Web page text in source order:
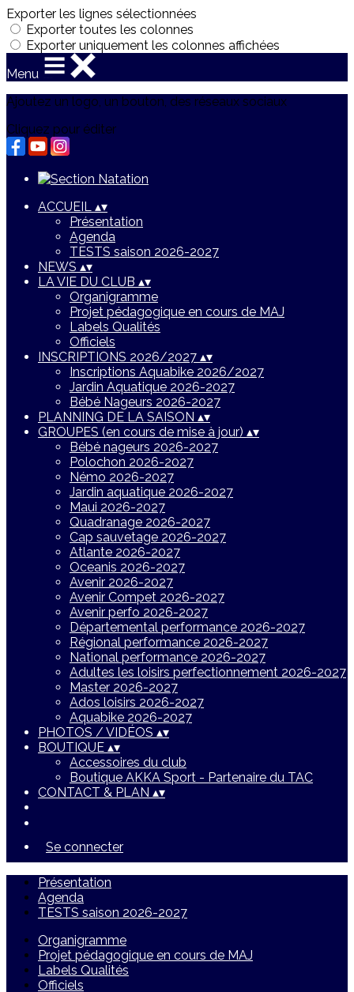
Exporter les lignes sélectionnées
Exporter toutes les colonnes
Exporter uniquement les colonnes affichées
Menu
Ajoutez un logo, un bouton, des réseaux sociaux
Cliquez pour éditer
ACCUEIL ▴▾
Présentation
Agenda
TESTS saison 2026-2027
NEWS ▴▾
LA VIE DU CLUB ▴▾
Organigramme
Projet pédagogique en cours de MAJ
Labels Qualités
Officiels
INSCRIPTIONS 2026/2027 ▴▾
Inscriptions Aquabike 2026/2027
Jardin Aquatique 2026-2027
Bébé Nageurs 2026-2027
PLANNING DE LA SAISON ▴▾
GROUPES (en cours de mise à jour) ▴▾
Bébé nageurs 2026-2027
Polochon 2026-2027
Némo 2026-2027
Jardin aquatique 2026-2027
Maui 2026-2027
Quadranage 2026-2027
Cap sauvetage 2026-2027
Atlante 2026-2027
Oceanis 2026-2027
Avenir 2026-2027
Avenir Compet 2026-2027
Avenir perfo 2026-2027
Départemental performance 2026-2027
Régional performance 2026-2027
National performance 2026-2027
Adultes les loisirs perfectionnement 2026-2027
Master 2026-2027
Ados loisirs 2026-2027
Aquabike 2026-2027
PHOTOS / VIDÉOS ▴▾
BOUTIQUE ▴▾
Accessoires du club
Boutique AKKA Sport - Partenaire du TAC
CONTACT & PLAN ▴▾
Se connecter
Présentation
Agenda
TESTS saison 2026-2027
Organigramme
Projet pédagogique en cours de MAJ
Labels Qualités
Officiels